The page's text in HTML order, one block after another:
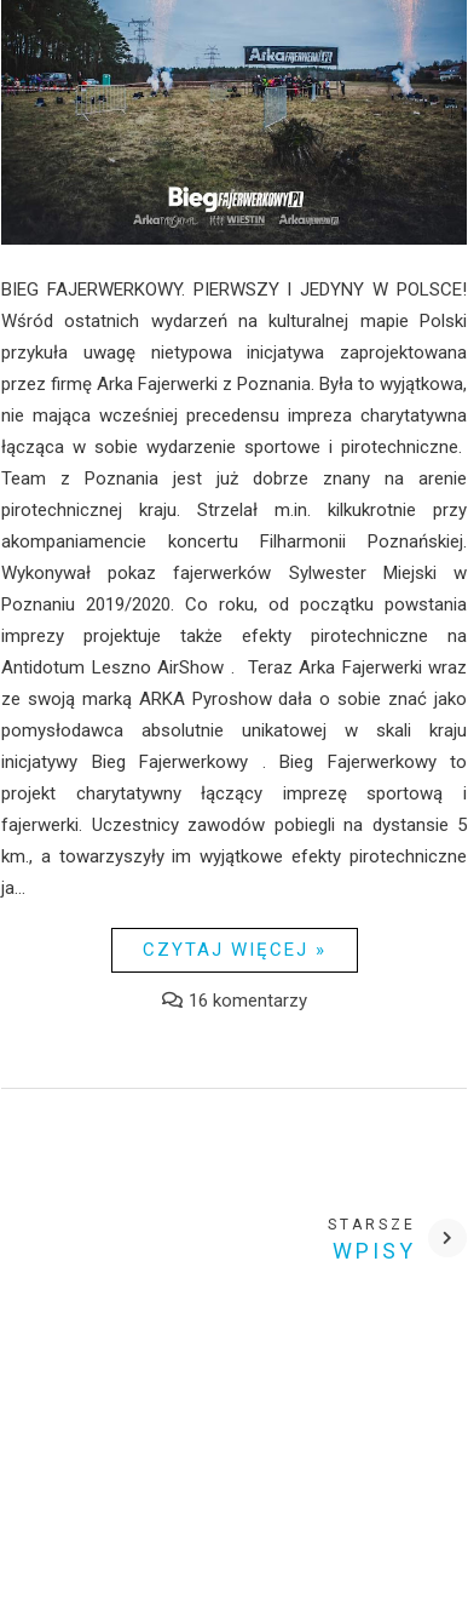
BIEG FAJERWERKOWY. PIERWSZY I JEDYNY W POLSCE!
Wśród ostatnich wydarzeń na kulturalnej mapie Polski
przykuła uwagę nietypowa inicjatywa zaprojektowana
przez firmę Arka Fajerwerki z Poznania. Była to wyjątkowa,
nie mająca wcześniej precedensu impreza charytatywna
łącząca w sobie wydarzenie sportowe i pirotechniczne.
Team z Poznania jest już dobrze znany na arenie
pirotechnicznej kraju. Strzelał m.in. kilkukrotnie przy
akompaniamencie koncertu Filharmonii Poznańskiej.
Wykonywał pokaz fajerwerków Sylwester Miejski w
Poznaniu 2019/2020. Co roku, od początku powstania
imprezy projektuje także efekty pirotechniczne na
Antidotum Leszno AirShow . Teraz Arka Fajerwerki wraz
ze swoją marką ARKA Pyroshow dała o sobie znać jako
pomysłodawca absolutnie unikatowej w skali kraju
inicjatywy Bieg Fajerwerkowy . Bieg Fajerwerkowy to
projekt charytatywny łączący imprezę sportową i
fajerwerki. Uczestnicy zawodów pobiegli na dystansie 5
km., a towarzyszyły im wyjątkowe efekty pirotechniczne
ja...
CZYTAJ WIĘCEJ »
16 komentarzy
STARSZE
WPISY